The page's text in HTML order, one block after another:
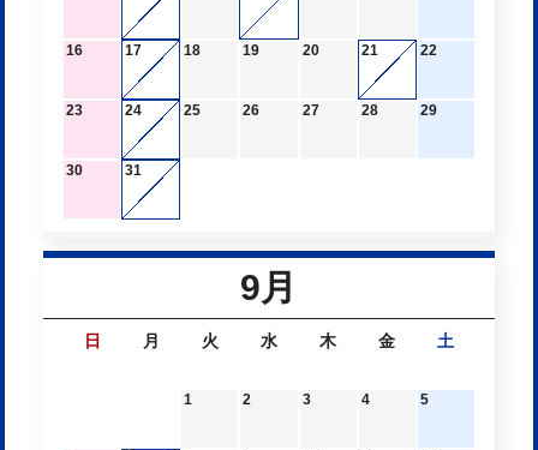
16 17 18 19 20 21 22
23 24 25 26 27 28 29
30 31
9月
日 月 火 水 木 金 土
1 2 3 4 5